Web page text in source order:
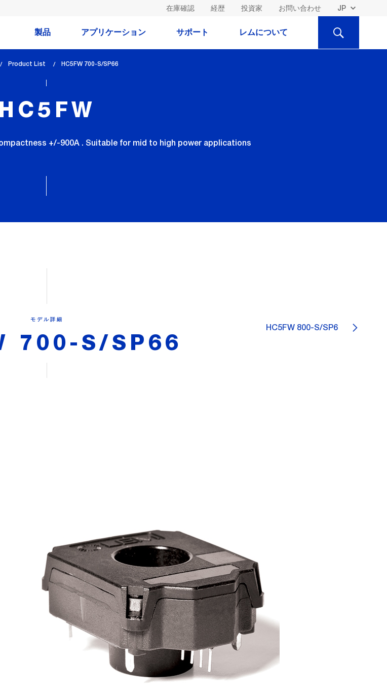
在庫確認 経歴 投資家 お問い合わせ
製品 アプリケーション サポート レムについて
検
Product List
lem_current_page
HC5FW 700-S/SP66
HC5FW
+/-900A . Suitable for mid to high power applications
HC5FW 800-S/SP6
モデル詳細
700-S/SP66